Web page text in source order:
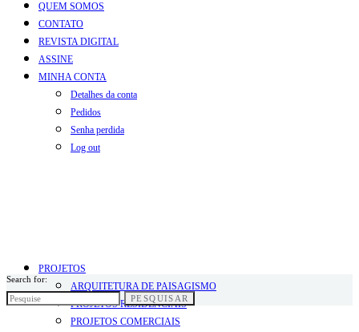
QUEM SOMOS
CONTATO
REVISTA DIGITAL
ASSINE
MINHA CONTA
Detalhes da conta
Pedidos
Senha perdida
Log out
PROJETOS
ARQUITETURA DE PAISAGISMO
PROJETOS RESIDENCIAIS
PROJETOS COMERCIAIS
Search for:
PESQUISAR